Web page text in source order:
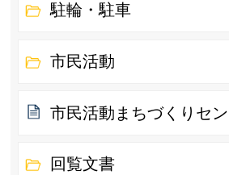
駐輪・駐車
市民活動
市民活動まちづくりセ
回覧文書